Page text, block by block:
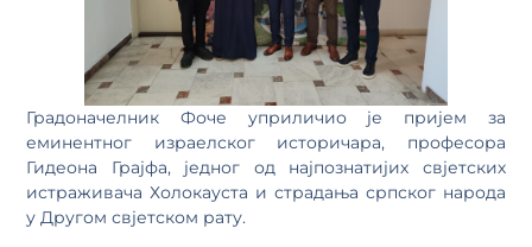
Градоначелник Фоче уприличио је пријем за
еминентног израелског историчара, професора
Гидеона Грајфа, једног од најпознатијих свјетских
истраживача Холокауста и страдања српског народа
у Другом свјетском рату.